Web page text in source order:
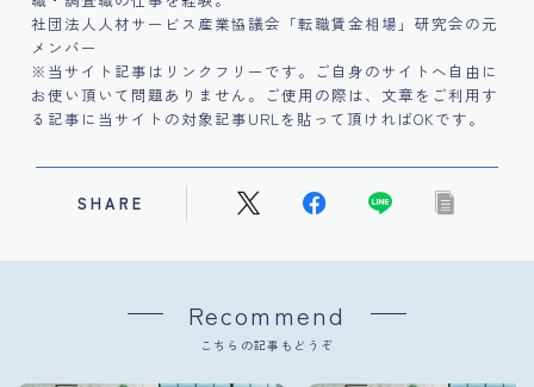
社団法人人材サービス産業協議会「転職賃金相場」研究会の元
メンバー
※当サイト記事はリンクフリーです。ご自身のサイトへ自由に
お使い頂いて問題ありません。ご使用の際は、文章をご利用す
る記事に当サイトの対象記事URLを貼って頂ければOKです。
SHARE
Recommend
こちらの記事もどうぞ